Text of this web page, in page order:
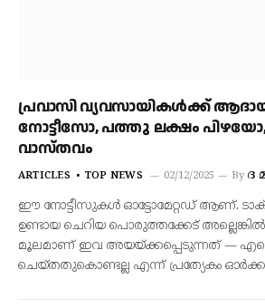
പ്രവാസി വ്യവസായികൾക്ക്
നോട്ടീസോ, പത്തു ലക്ഷം
വാസ്തവം
ARTICLES TOP NEWS 02/12/2025 By ദ
ഈ നോട്ടീസുകൾ ഓട്ടോമേറ്റഡ് ആണ്.
ഉണ്ടായ ചെറിയ പൊരുത്തക്കേട് അല്ലെങ്കിൽ
മൂലമാണ് ഇവ അയയ്ക്കപ്പെടുന്നത് —
ചെയ്തതുകൊണ്ടല്ല എന്ന് പ്രത്യേകം